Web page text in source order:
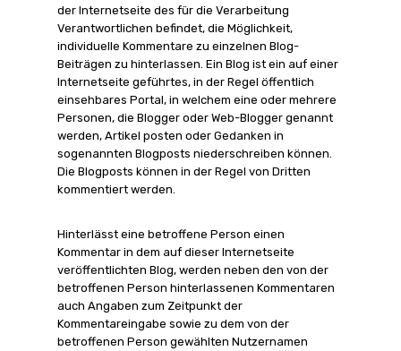
der Internetseite des für die Verarbeitung
Verantwortlichen befindet, die Möglichkeit,
individuelle Kommentare zu einzelnen Blog-
Beiträgen zu hinterlassen. Ein Blog ist ein auf einer
Internetseite geführtes, in der Regel öffentlich
einsehbares Portal, in welchem eine oder mehrere
Personen, die Blogger oder Web-Blogger genannt
werden, Artikel posten oder Gedanken in
sogenannten Blogposts niederschreiben können.
Die Blogposts können in der Regel von Dritten
kommentiert werden.
Hinterlässt eine betroffene Person einen
Kommentar in dem auf dieser Internetseite
veröffentlichten Blog, werden neben den von der
betroffenen Person hinterlassenen Kommentaren
auch Angaben zum Zeitpunkt der
Kommentareingabe sowie zu dem von der
betroffenen Person gewählten Nutzernamen